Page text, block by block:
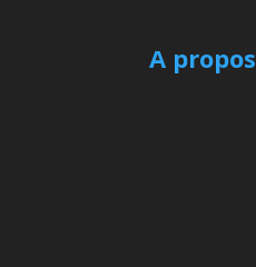
A propos